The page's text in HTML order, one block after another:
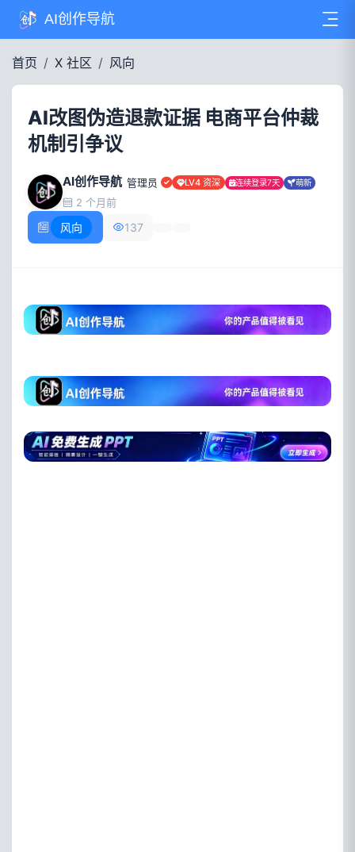
AI创作导航
首页 X 社区 风向
AI改图伪造退款证据 电商平台仲裁
机制引争议
AI创作导航 管理员 LV4 资深 连续登录7天 萌新
2 个月前
风向 137